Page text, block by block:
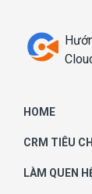
HOME
CRM TIÊU
LÀM QUEN